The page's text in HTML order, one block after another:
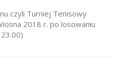
czyli Turniej Tenisowy
2018 r. po losowaniu